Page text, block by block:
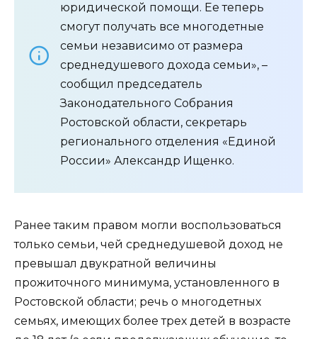
юридической помощи. Ее теперь
смогут получать все многодетные
семьи независимо от размера
среднедушевого дохода семьи», –
сообщил председатель
Законодательного Собрания
Ростовской области, секретарь
регионального отделения «Единой
России» Александр Ищенко.
Ранее таким правом могли воспользоваться
только семьи, чей среднедушевой доход не
превышал двукратной величины
прожиточного минимума, установленного в
Ростовской области; речь о многодетных
семьях, имеющих более трех детей в возрасте